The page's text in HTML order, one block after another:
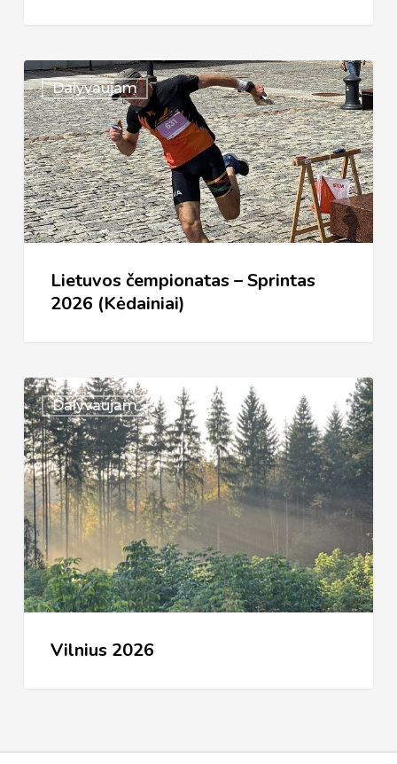
Dalyvaujam
Lietuvos
čempionatas
–
Sprintas
2026
(Kėdainiai)
Lietuvos čempionatas – Sprintas
2026 (Kėdainiai)
Dalyvaujam
Vilnius
2026
Vilnius 2026